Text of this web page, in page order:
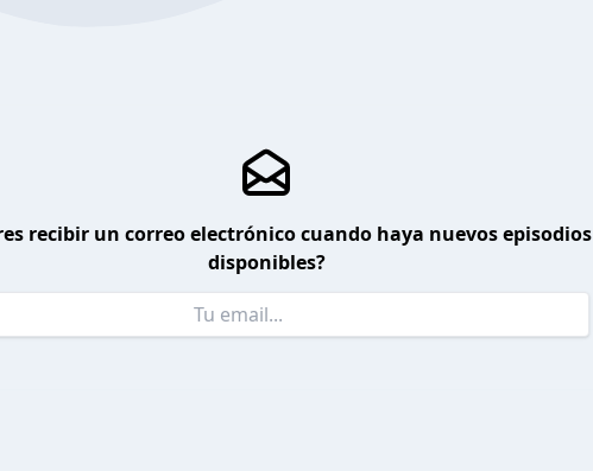
recibir un correo electrónico cuando haya nuevos episodios
disponibles?